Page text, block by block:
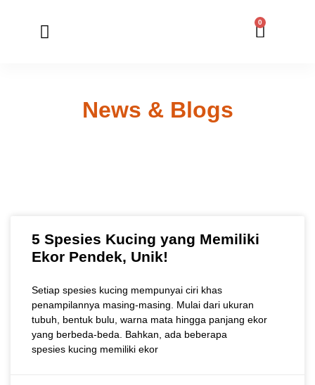
0
News & Blogs
5 Spesies Kucing yang Memiliki
Ekor Pendek, Unik!
Setiap spesies kucing mempunyai ciri khas
penampilannya masing-masing. Mulai dari ukuran
tubuh, bentuk bulu, warna mata hingga panjang ekor
yang berbeda-beda. Bahkan, ada beberapa
spesies kucing memiliki ekor